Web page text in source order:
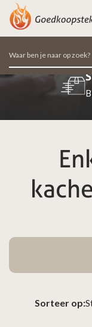
Zoeken
naar:
levering
1-2 Werkdagen in
Sorteer op: